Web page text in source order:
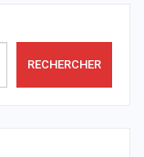
RECHERCHER